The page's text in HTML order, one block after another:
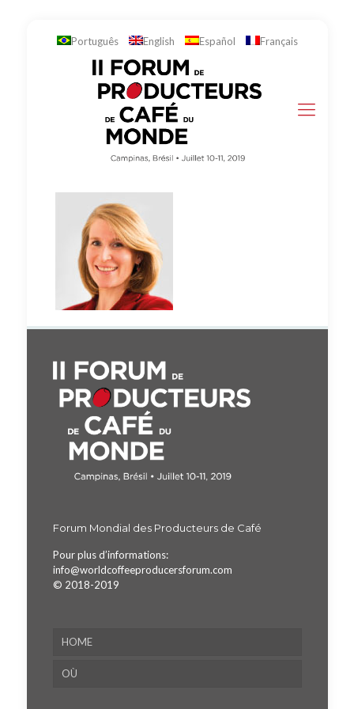
Português English Español Français
Forum Mondial des Producteurs de Café
Pour plus d’informations:
info@worldcoffeeproducersforum.com
© 2018-2019
HOME
OÙ